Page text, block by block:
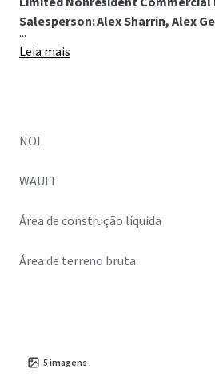
Salesperson: Alex Sharrin, Alex
...
Leia mais
NOI
WAULT
Área de construção líquida
Área de terreno bruta
5 imagens